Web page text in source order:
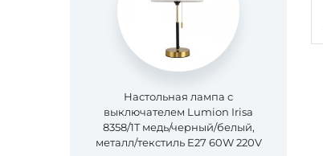
Настольная лампа с
выключателем Lumion Irisa
8358/1T медь/черный/белый,
металл/текстиль E27 60W 220V